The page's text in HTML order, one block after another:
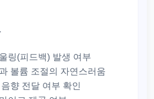
링(피드백) 발생 여부
볼륨 조절의 자연스러움
향 전달 여부 확인